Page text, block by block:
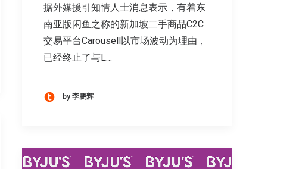
据外媒援引知情人士消息表示，有着东
南亚版闲鱼之称的新加坡二手商品C2C
交易平台Carousell以市场波动为理由，
已经终止了与L…
by 李鹏辉